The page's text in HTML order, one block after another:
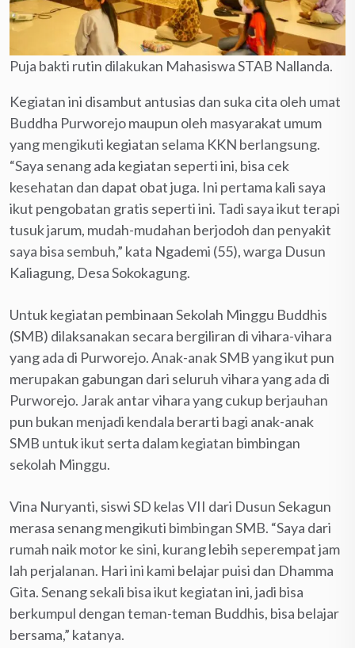
Puja bakti rutin dilakukan Mahasiswa STAB Nallanda.
Kegiatan ini disambut antusias dan suka cita oleh umat
Buddha Purworejo maupun oleh masyarakat umum
yang mengikuti kegiatan selama KKN berlangsung.
“Saya senang ada kegiatan seperti ini, bisa cek
kesehatan dan dapat obat juga. Ini pertama kali saya
ikut pengobatan gratis seperti ini. Tadi saya ikut terapi
tusuk jarum, mudah-mudahan berjodoh dan penyakit
saya bisa sembuh,” kata Ngademi (55), warga Dusun
Kaliagung, Desa Sokokagung.
Untuk kegiatan pembinaan Sekolah Minggu Buddhis
(SMB) dilaksanakan secara bergiliran di vihara-vihara
yang ada di Purworejo. Anak-anak SMB yang ikut pun
merupakan gabungan dari seluruh vihara yang ada di
Purworejo. Jarak antar vihara yang cukup berjauhan
pun bukan menjadi kendala berarti bagi anak-anak
SMB untuk ikut serta dalam kegiatan bimbingan
sekolah Minggu.
Vina Nuryanti, siswi SD kelas VII dari Dusun Sekagun
merasa senang mengikuti bimbingan SMB. “Saya dari
rumah naik motor ke sini, kurang lebih seperempat jam
lah perjalanan. Hari ini kami belajar puisi dan Dhamma
Gita. Senang sekali bisa ikut kegiatan ini, jadi bisa
berkumpul dengan teman-teman Buddhis, bisa belajar
bersama,” katanya.